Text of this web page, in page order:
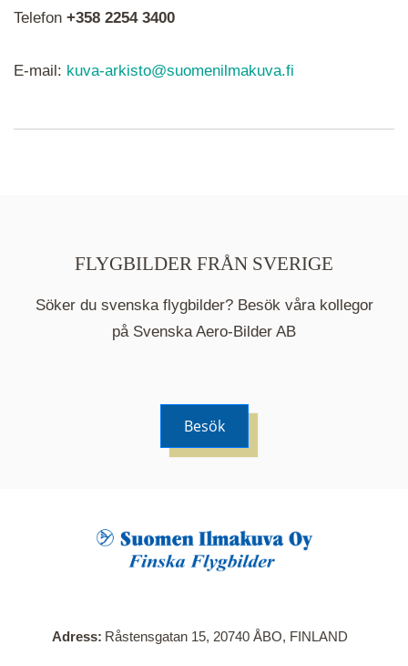
syns som nålar istället.
När du klickar på en serie så öppnas en ny flik.
Här visas en karta över bilder med kända
Telefon +358 2254 3400
E-mail: kuva-arkisto@suomenilmakuva.fi
FLYGBILDER FRÅN SVERIGE
Söker du svenska flygbilder? Besök våra kollegor
på Svenska Aero-Bilder AB
Besök
Adress Råstensgatan 15, 20740 ÅBO, FINLAND